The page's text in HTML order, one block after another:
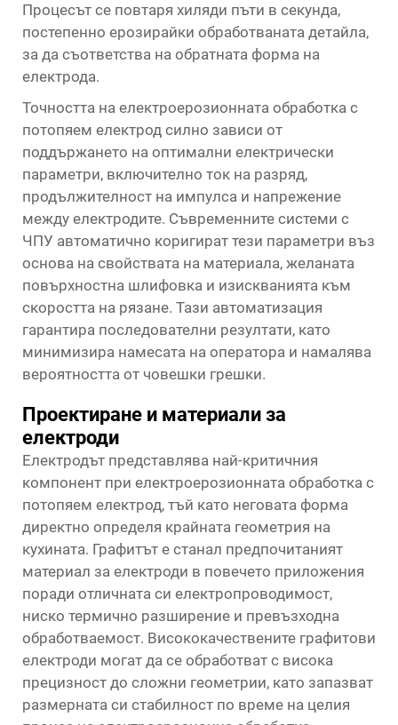
Процесът се повтаря хиляди пъти в секунда,
постепенно ерозирайки обработваната детайла,
за да съответства на обратната форма на
електрода.
Точността на електроерозионната обработка с
потопяем електрод силно зависи от
поддържането на оптимални електрически
параметри, включително ток на разряд,
продължителност на импулса и напрежение
между електродите. Съвременните системи с
ЧПУ автоматично коригират тези параметри въз
основа на свойствата на материала, желаната
повърхностна шлифовка и изискванията към
скоростта на рязане. Тази автоматизация
гарантира последователни резултати, като
минимизира намесата на оператора и намалява
вероятността от човешки грешки.
Проектиране и материали за
електроди
Електродът представлява най-критичния
компонент при електроерозионната обработка с
потопяем електрод, тъй като неговата форма
директно определя крайната геометрия на
кухината. Графитът е станал предпочитаният
материал за електроди в повечето приложения
поради отличната си електропроводимост,
ниско термично разширение и превъзходна
обработваемост. Висококачествените графитови
електроди могат да се обработват с висока
прецизност до сложни геометрии, като запазват
размерната си стабилност по време на целия